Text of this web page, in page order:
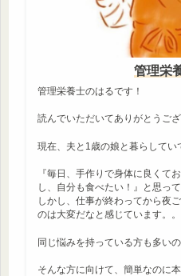
管理栄
管理栄養士のはるです！
読んでいただいてありがとうござ
現在、夫と1歳の娘と暮らしてい
『毎日、手作りで身体に良くて
し、自分も食べたい！』と思って
しかし、仕事が終わってから夜
のは大変だなと感じています。。
同じ悩みを持っている方も多い
そんな方に向けて、簡単なのに